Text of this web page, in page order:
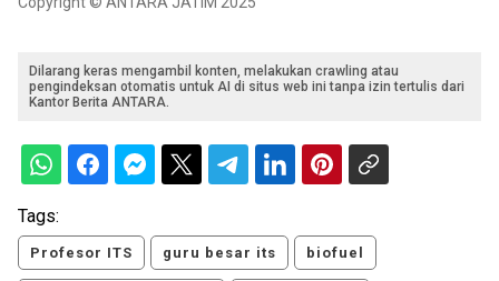
Dilarang keras mengambil konten, melakukan crawling atau
pengindeksan otomatis untuk AI di situs web ini tanpa izin tertulis dari
Kantor Berita ANTARA.
Tags:
Profesor ITS guru besar its biofuel